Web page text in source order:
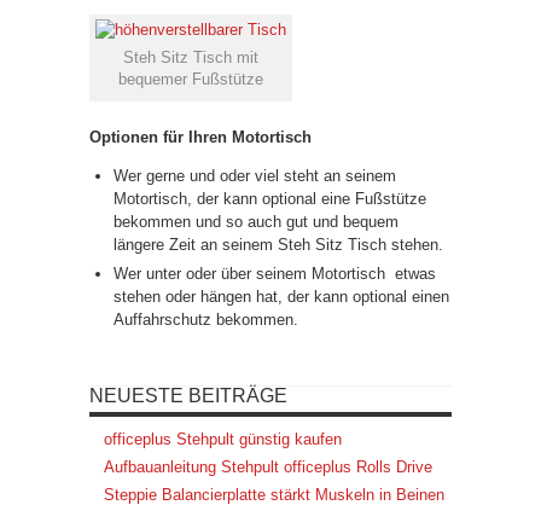
Steh Sitz Tisch mit
bequemer Fußstütze
Optionen für Ihren Motortisch
Wer gerne und oder viel steht an seinem
Motortisch, der kann optional eine Fußstütze
bekommen und so auch gut und bequem
längere Zeit an seinem Steh Sitz Tisch stehen.
Wer unter oder über seinem Motortisch etwas
stehen oder hängen hat, der kann optional einen
Auffahrschutz bekommen.
NEUESTE BEITRÄGE
officeplus Stehpult günstig kaufen
Aufbauanleitung Stehpult officeplus Rolls Drive
Steppie Balancierplatte stärkt Muskeln in Beinen